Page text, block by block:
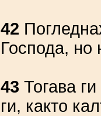
42
Господа, но
43 Тогава
ги, както